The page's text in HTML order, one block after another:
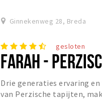
Ginnekenweg 28, Breda
gesloten
FARAH -
Drie generaties ervaring
van Perzische tapijten,